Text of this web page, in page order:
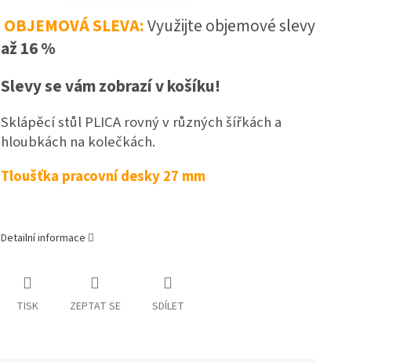
OBJEMOVÁ SLEVA:Využijte objemové slevy
až 16 %
Slevy se vám zobrazí v košíku!
Sklápěcí stůl PLICA rovný v různých šířkách a
hloubkách na kolečkách.
Tloušťka pracovní desky 27 mm
Detailní informace
TISK ZEPTAT SE SDÍLET